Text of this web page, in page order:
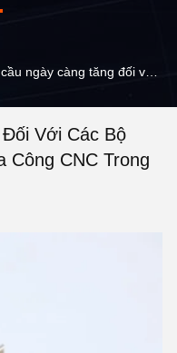
Với Các Bộ
Công CNC Trong